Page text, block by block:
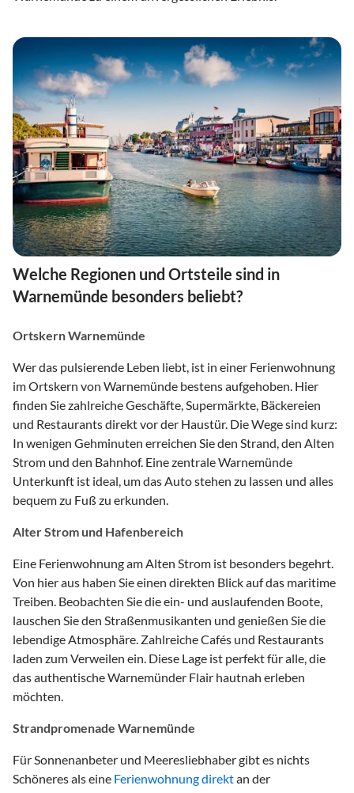
Welche Regionen und Ortsteile sind in
Warnemünde besonders beliebt?
Ortskern Warnemünde
Wer das pulsierende Leben liebt, ist in einer Ferienwohnung
im Ortskern von Warnemünde bestens aufgehoben. Hier
finden Sie zahlreiche Geschäfte, Supermärkte, Bäckereien
und Restaurants direkt vor der Haustür. Die Wege sind kurz:
In wenigen Gehminuten erreichen Sie den Strand, den Alten
Strom und den Bahnhof. Eine zentrale Warnemünde
Unterkunft ist ideal, um das Auto stehen zu lassen und alles
bequem zu Fuß zu erkunden.
Alter Strom und Hafenbereich
Eine Ferienwohnung am Alten Strom ist besonders begehrt.
Von hier aus haben Sie einen direkten Blick auf das maritime
Treiben. Beobachten Sie die ein- und auslaufenden Boote,
lauschen Sie den Straßenmusikanten und genießen Sie die
lebendige Atmosphäre. Zahlreiche Cafés und Restaurants
laden zum Verweilen ein. Diese Lage ist perfekt für alle, die
das authentische Warnemünder Flair hautnah erleben
möchten.
Strandpromenade Warnemünde
Für Sonnenanbeter und Meeresliebhaber gibt es nichts
Schöneres als eine Ferienwohnung direktan der